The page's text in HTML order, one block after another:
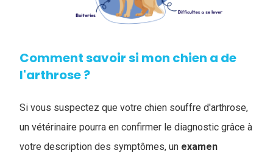
Comment savoir si mon chien a de
l'arthrose ?
Si vous suspectez que votre chien souffre d'arthrose,
un vétérinaire pourra en confirmer le diagnostic grâce à
votre description des symptômes, un examen